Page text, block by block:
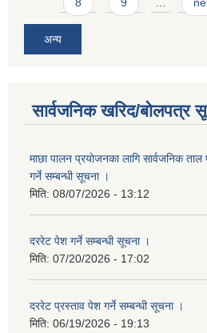
अन्य
सार्वजनिक खरिद/बोलपत्र
माछा पालन प्रयाेजनका लागि सार्वजनिक
गर्ने सम्बन्धी सूचना ।
मिति: 08/07/2026 - 13:12
दररेट पेश गर्ने सम्बन्धी सूचना ।
मिति: 07/20/2026 - 17:02
दररेट प्रस्ताव पेश गर्ने सम्बन्धी सूचना ।
मिति: 06/19/2026 - 19:13